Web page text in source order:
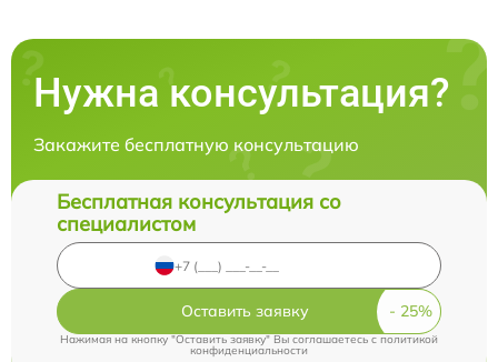
Нужна консультация?
Закажите бесплатную консультацию
Бесплатная консультация со
специалистом
Оставить заявку
Нажимая на кнопку "Оставить заявку" Вы соглашаетесь cполитикой
конфиденциальности